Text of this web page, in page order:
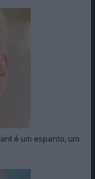
é um espanto, um